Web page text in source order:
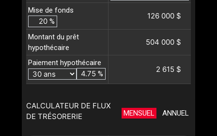
Mise de fonds
%
126 000 $
Montant du prêt
hypothécaire
504 000 $
Paiement hypothécaire
%
2 615 $
CALCULATEUR DE FLUX
DE TRÉSORERIE
MENSUEL ANNUEL